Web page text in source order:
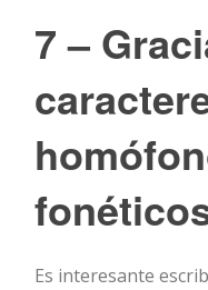
7 –
Es interesante